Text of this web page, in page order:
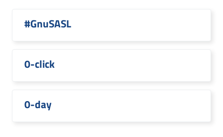
#GnuSASL
0-click
0-day